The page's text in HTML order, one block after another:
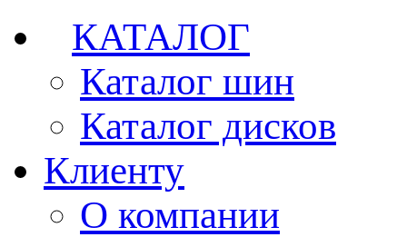
КАТАЛОГ
Каталог шин
Каталог дисков
Клиенту
О компании